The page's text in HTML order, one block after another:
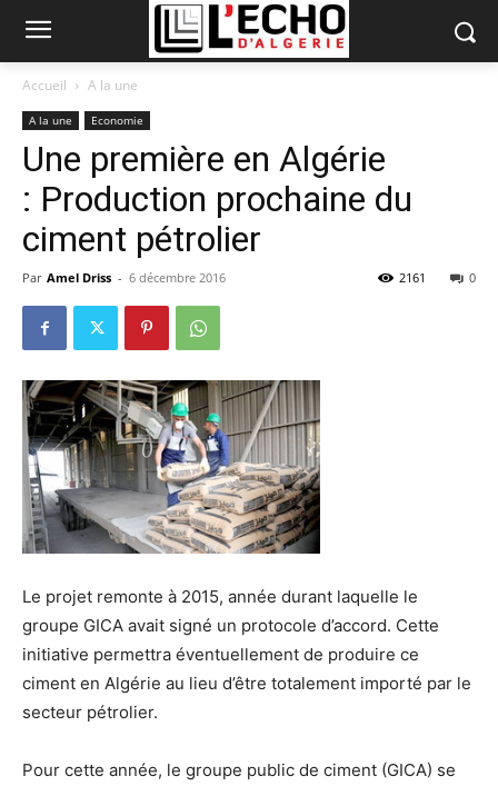
Accueil A la une
A la une Economie
Une première en Algérie
: Production prochaine du
ciment pétrolier
Par Amel Driss - 6 décembre 2016 0
2161
Le projet remonte à 2015, année durant laquelle le
groupe GICA avait signé un protocole d’accord. Cette
initiative permettra éventuellement de produire ce
ciment en Algérie au lieu d’être totalement importé par le
secteur pétrolier.
Pour cette année, le groupe public de ciment (GICA) se